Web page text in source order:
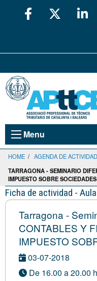
Menu
HOME / AGENDA DE
TARRAGONA - SEMINARIO
IMPUESTO SOBRE SOCIEDADES
Ficha de actividad -
Tarragona -
CONTABLES Y
IMPUESTO
03-07-2018
De 16.00 a 20.00